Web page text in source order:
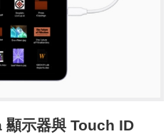
示器與 Touch ID